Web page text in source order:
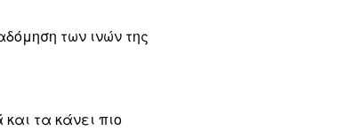
των ινών της
τα κάνει πιο